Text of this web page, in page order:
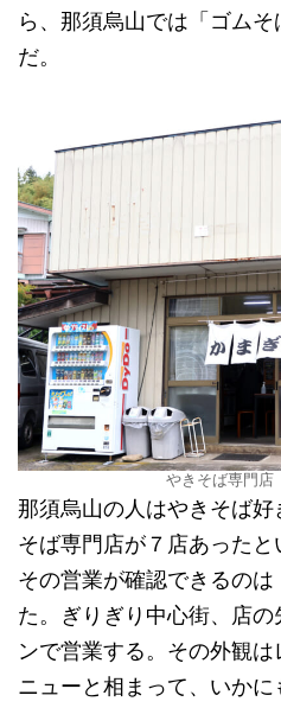
ら、那須烏山では「ゴム
だ。
やきそば専門店
那須烏山の人はやきそば
そば専門店が７店あった
その営業が確認できるの
た。ぎりぎり中心街、店
ンで営業する。その外観
ニューと相まって、いかに